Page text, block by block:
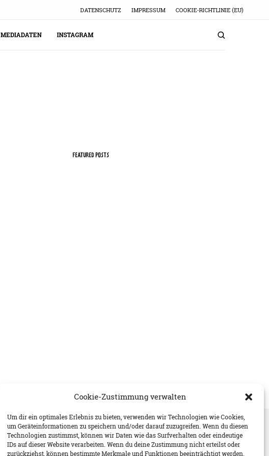
Cookie-Zustimmung verwalten
Um dir ein optimales Erlebnis zu bieten, verwenden wir Technologien wie Cookies,
um Geräteinformationen zu speichern und/oder darauf zuzugreifen. Wenn du diesen
Technologien zustimmst, können wir Daten wie das Surfverhalten oder eindeutige
IDs auf dieser Website verarbeiten. Wenn du deine Zustimmung nicht erteilst oder
zurückziehst, können bestimmte Merkmale und Funktionen beeinträchtigt werden.
DATENSCHUTZ IMPRESSUM COOKIE-RICHTLINIE (EU)
MEDIADATEN INSTAGRAM
FEATURED POSTS